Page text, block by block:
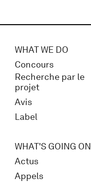
WHAT WE DO
Concours
Recherche par le
projet
Avis
Label
WHAT'S GOING ON
Actus
Appels